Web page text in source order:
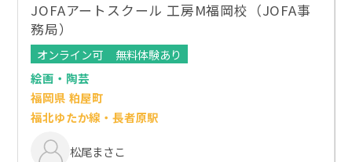
JOFAアートスクール 工房M福岡校（JOFA事
務局）
オンライン可
無料体験あり
絵画・陶芸
福岡県 粕屋町
福北ゆたか線・長者原駅
松尾まさこ